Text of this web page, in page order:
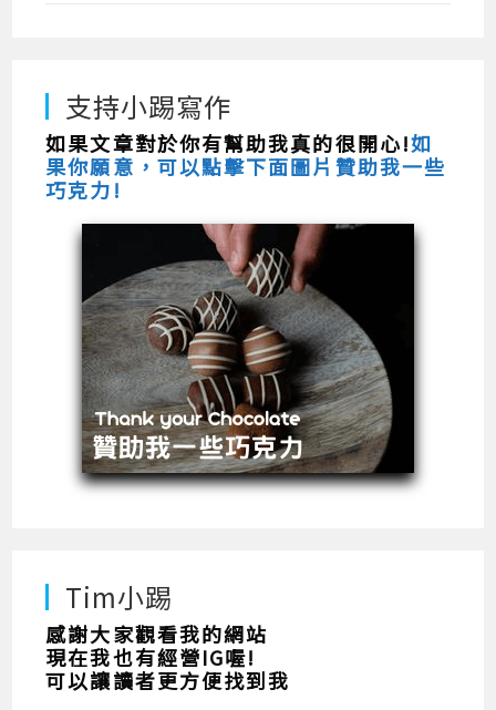
支持小踢寫作
如果文章對於你有幫助我真的很開心!如
果你願意，可以點擊下面圖片贊助我一些
巧克力!
Tim小踢
感謝大家觀看我的網站
現在我也有經營IG喔!
可以讓讀者更方便找到我